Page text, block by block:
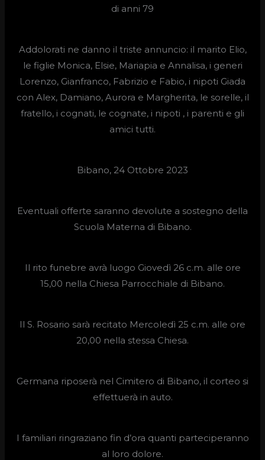
di anni 79
Addolorati ne danno il triste annuncio: il marito Elio,
le figlie Monica, Elsie, Mariapia e Annalisa, i generi
Lorenzo, Gianfranco, Fabrizio e Fabio, i nipoti Giada
con Alex, Damiano, Aurora e Margherita, le sorelle, il
fratello, i cognati, le cognate, i nipoti , i parenti e gli
amici tutti.
Bibano, 24 Ottobre 2023
Eventuali offerte saranno devolute a sostegno della
Scuola Materna di Bibano.
Il rito funebre avrà luogo Giovedì 26 c.m. alle ore
15,00 nella Chiesa Parrocchiale di Bibano.
Il S. Rosario sarà recitato Mercoledì 25 c.m. alle ore
20,00 nella stessa Chiesa.
Germana riposerà nel Cimitero di Bibano, il corteo si
effettuerà in auto.
I familiari ringraziano fin d’ora quanti parteciperanno
al loro dolore.